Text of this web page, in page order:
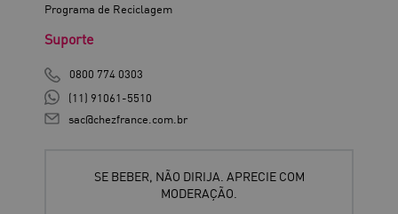
Programa de Reciclagem
Suporte
0800 774 0303
(11) 91061-5510
sac@chezfrance.com.br
SE BEBER, NÃO DIRIJA. APRECIE COM
MODERAÇÃO.